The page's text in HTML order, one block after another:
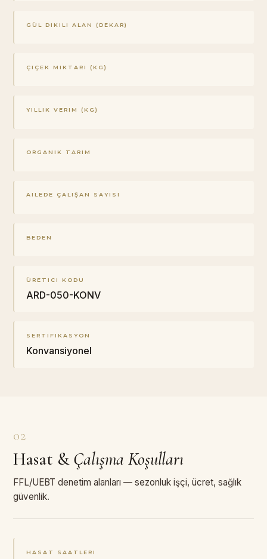
GÜL DIKILI ALAN (DEKAR)
ÇIÇEK MIKTARI (KG)
YILLIK VERIM (KG)
ORGANIK TARIM
AILEDE ÇALIŞAN SAYISI
BEDEN
ÜRETICI KODU
ARD-050-KONV
SERTIFIKASYON
Konvansiyonel
02
Hasat & Çalışma Koşulları
FFL/UEBT denetim alanları — sezonluk işçi, ücret, sağlık
güvenlik.
HASAT SAATLERI